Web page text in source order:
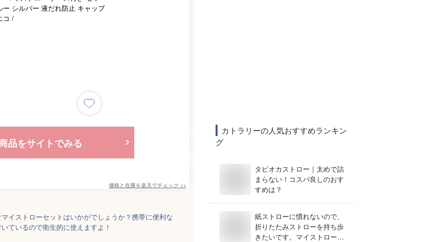
品をサイトでみる
価格と在庫を楽天でチェック >>
イストローセットはいかがでしょうか？携帯に便利な
ているので衛生的に使えますよ！
カトラリーの人気おすすめランキン
グ
タピオカストロー｜太めで詰
まらない！コスパ良しのおす
すめは？
紙ストローに慣れないので、
折りたたみストローを持ち歩
きたいです。マイストローに